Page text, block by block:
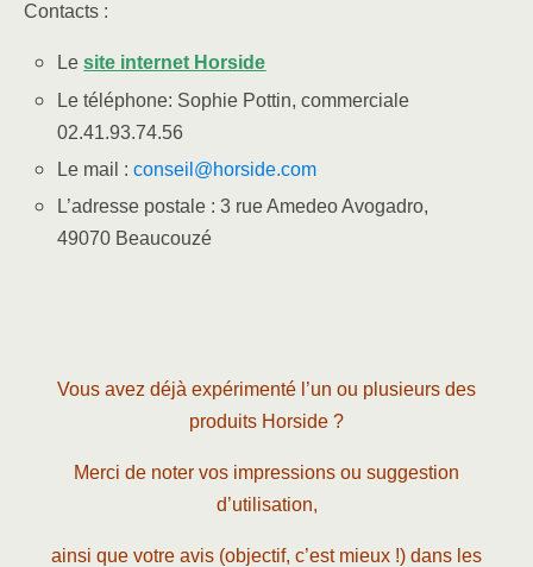
Contacts :
Lesite internet Horside
Le téléphone: Sophie Pottin, commerciale
02.41.93.74.56
Le mail :conseil@horside.com
L’adresse postale : 3 rue Amedeo Avogadro,
49070 Beaucouzé
Vous avez déjà expérimenté l’un ou plusieurs des
produits Horside ?
Merci de noter vos impressions ou suggestion
d’utilisation,
ainsi que votre avis (objectif, c’est mieux !) dans les